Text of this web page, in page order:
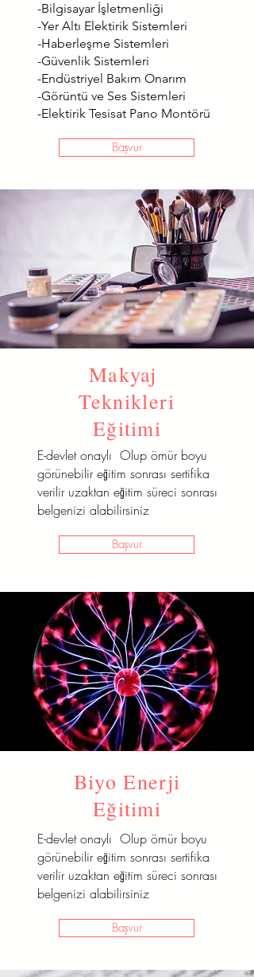
-Bilgisayar İşletmenliği
-Yer Altı Elektirik Sistemleri
-Haberleşme Sistemleri
-Güvenlik Sistemleri
-Endüstriyel Bakım Onarım
-Görüntü ve Ses Sistemleri
-Elektirik Tesisat Pano Montörü
Başvur
Makyaj
Teknikleri
Eğitimi
E-devlet onaylı Olup ömür boyu
görünebilir eğitim sonrası sertifika
verilir uzaktan eğitim süreci sonrası
belgenizi alabilirsiniz
Başvur
Biyo Enerji
Eğitimi
E-devlet onaylı Olup ömür boyu
görünebilir eğitim sonrası sertifika
verilir uzaktan eğitim süreci sonrası
belgenizi alabilirsiniz
Başvur